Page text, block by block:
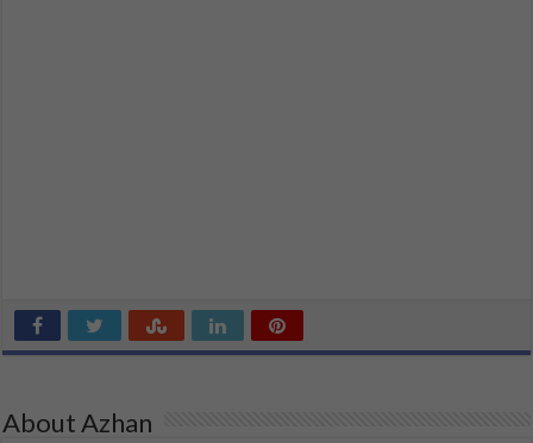
About Azhan